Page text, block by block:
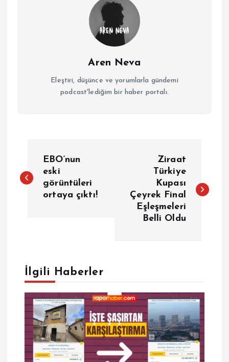
Aren Neva
Eleştiri, düşünce ve yorumlarla gündemi
podcast'lediğim bir haber portalı.
a
e
z
n
EBO‘nun
eski
görüntüleri
ortaya çıktı!
Ziraat
Türkiye
Kupası
Çeyrek Final
Eşleşmeleri
Belli Oldu
İlgili Haberler